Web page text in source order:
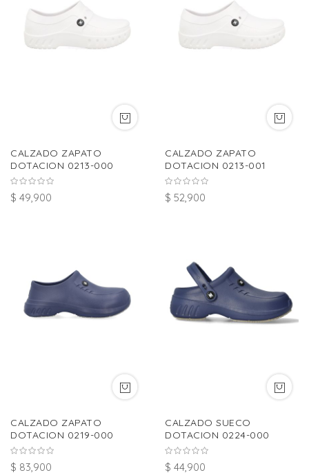
CALZADO ZAPATO
DOTACION 0213-000
$ 49,900
CALZADO ZAPATO
DOTACION 0213-001
$ 52,900
CALZADO ZAPATO
DOTACION 0219-000
$ 83,900
CALZADO SUECO
DOTACION 0224-000
$ 44,900